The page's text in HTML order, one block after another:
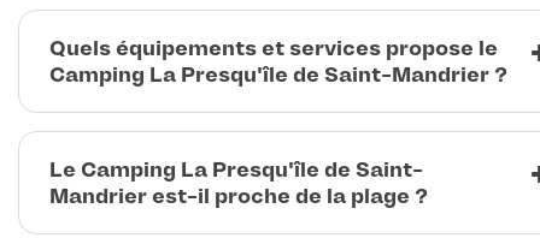
Quels équipements et services propose le
Camping La Presqu'île de Saint-Mandrier ?
Le Camping La Presqu'île de Saint-
Mandrier est-il proche de la plage ?